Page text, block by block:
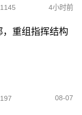
4小时前
重组指挥结构
08-07